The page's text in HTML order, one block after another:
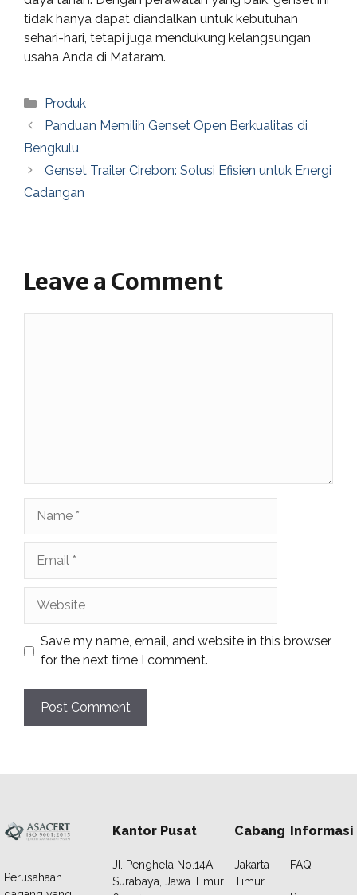
tidak hanya dapat diandalkan untuk kebutuhan
sehari-hari, tetapi juga mendukung kelangsungan
usaha Anda di Mataram.
Categories
Produk
Panduan Memilih Genset Open Berkualitas di
Bengkulu
Genset Trailer Cirebon: Solusi Efisien untuk Energi
Cadangan
Leave a Comment
Save my name, email, and website in this browser
for the next time I comment.
Perusahaan
Kantor Pusat
JI. Penghela No.14A
Surabaya, Jawa Timur
Cabang
Jakarta
Timur
Informasi
FAQ